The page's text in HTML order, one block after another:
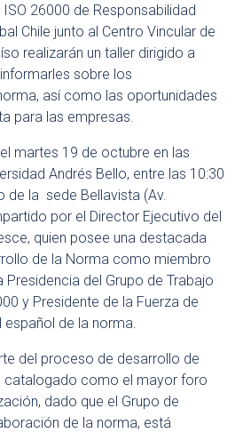
26000 de Responsabilidad
Chile junto al Centro Vincular de
realizarán un taller dirigido a
sobre los
así como las oportunidades
para las empresas.
martes 19 de octubre en las
Andrés Bello, entre las 10:30
de la sede Bellavista (Av.
por el Director Ejecutivo del
quien posee una destacada
de la Norma como miembro
Presidencia del Grupo de Trabajo
y Presidente de la Fuerza de
español de la norma.
del proceso de desarrollo de
catalogado como el mayor foro
dado que el Grupo de
de la norma, está